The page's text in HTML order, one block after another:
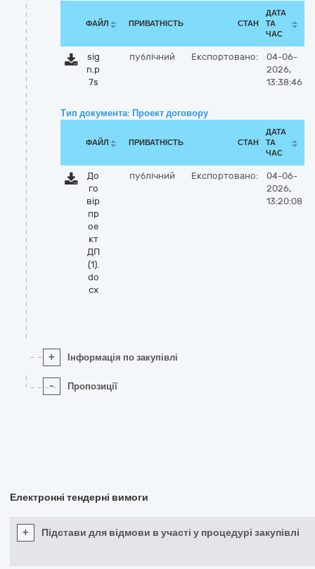
ФАЙЛ ПРИВАТНІСТЬ СТАН
ДАТА
ТА
ЧАС
sig
n.p
7s
публічний Експортовано:
04-06-
2026,
13:38:46
Тип документа: Проект договору
ФАЙЛ ПРИВАТНІСТЬ СТАН
ДАТА
ТА
ЧАС
До
го
вір
пр
ое
кт
ДП
(1).
do
cx
публічний Експортовано:
04-06-
2026,
13:20:08
+ Інформація по закупівлі
- Пропозиції
Електронні тендерні вимоги
+ Підстави для відмови в участі у процедурі закупівлі